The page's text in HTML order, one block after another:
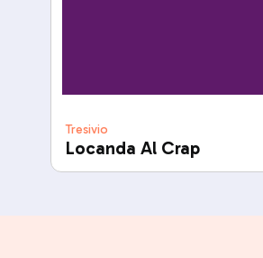
Tresivio
Locanda Al Crap